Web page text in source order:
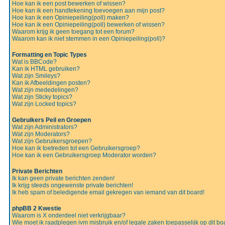
Hoe kan ik een post bewerken of wissen?
Hoe kan ik een handtekening toevoegen aan mijn post?
Hoe kan ik een Opiniepeiling(poll) maken?
Hoe kan ik een Opiniepeiling(poll) bewerken of wissen?
Waarom krijg ik geen toegang tot een forum?
Waarom kan ik niet stemmen in een Opiniepeiling(poll)?
Formatting en Topic Types
Wat is BBCode?
Kan ik HTML gebruiken?
Wat zijn Smileys?
Kan ik Afbeeldingen posten?
Wat zijn mededelingen?
Wat zijn Sticky topics?
Wat zijn Locked topics?
Gebruikers Peil en Groepen
Wat zijn Administrators?
Wat zijn Moderators?
Wat zijn Gebruikersgroepen?
Hoe kan ik toetreden tot een Gebruikersgroep?
Hoe kan ik een Gebruikersgroep Moderator worden?
Private Berichten
Ik kan geen private berichten zenden!
Ik krijg steeds ongewenste private berichten!
Ik heb spam of beledigende email gekregen van iemand van dit board!
phpBB 2 Kwestie
Waarom is X onderdeel niet verkrijgbaar?
Wie moet ik raadplegen ivm misbruik en/of legale zaken toepasselijk op dit